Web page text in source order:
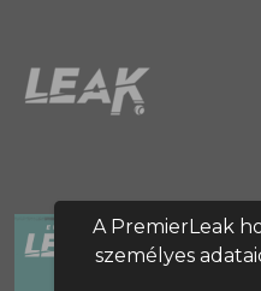
A PremierLeak
személyes